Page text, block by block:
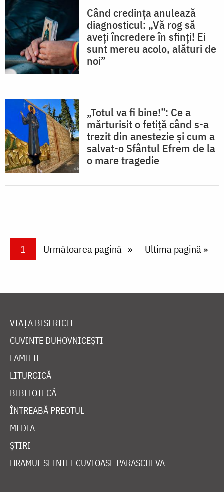
Când credința anulează
diagnosticul: „Vă rog să
aveți încredere în sfinţi! Ei
sunt mereu acolo, alături de
noi”
„Totul va fi bine!”: Ce a
mărturisit o fetiță când s-a
trezit din anestezie și cum a
salvat-o Sfântul Efrem de la
o mare tragedie
PaginareCurrent page
1 Next page
Următoarea pagină Last page
Ultima pagină »
VIAȚA BISERICII
CUVINTE DUHOVNICEȘTI
FAMILIE
LITURGICĂ
BIBLIOTECĂ
ÎNTREABĂ PREOTUL
MEDIA
ȘTIRI
HRAMUL SFINTEI CUVIOASE PARASCHEVA